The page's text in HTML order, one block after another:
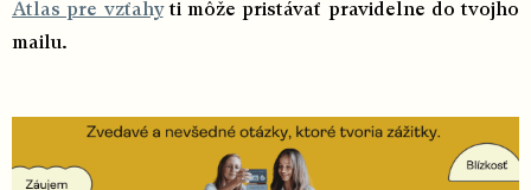
Atlas pre vzťahyti môže pristávať pravidelne do tvojho
mailu.